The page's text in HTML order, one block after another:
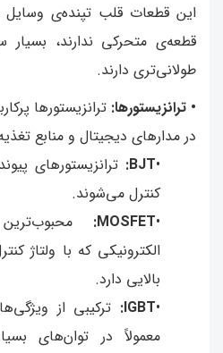
این قطعات قلب تپنده‌ی
قطعه‌ی متحرکی ندارند،
طولانی‌تری دارند.
• ترانزیستورها: ترانزیستورها
در مدارهای دیجیتال و منابع
•
BJT: ترانزیستورهای
کنترل می‌شوند.
•
MOSFET:
الکترونیکی که با ولتاژ
بالایی دارد.
•
IGBT:
معمولاً در توان‌های